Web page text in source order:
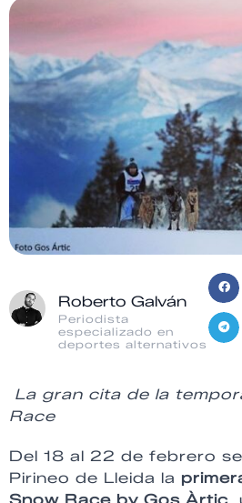
Roberto Galván
Periodista
especializado en
deportes alternativos
La gran cita de la
Race
Del 18 al 22 de febrero
Pirineo de Lleida la